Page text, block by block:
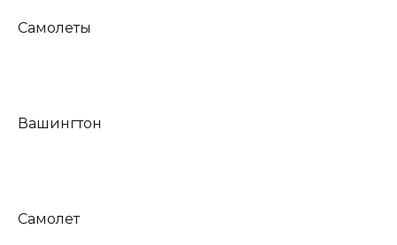
Самолеты
Вашингтон
Самолет